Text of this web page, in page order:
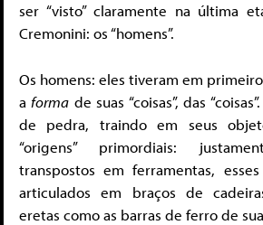
ser “visto” claramente na última
Cremonini: os “homens”.
Os homens: eles tiveram em
a forma de suas “coisas”, das
de pedra, traindo em seus
“origens” primordiais:
transpostos em ferramentas,
articulados em braços de
eretas como as barras de ferro de